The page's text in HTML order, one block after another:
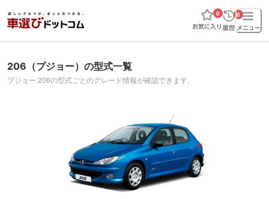
0 0
206（プジョー）の型式一覧
プジョー 206の型式ごとのグレード情報が確認できます。